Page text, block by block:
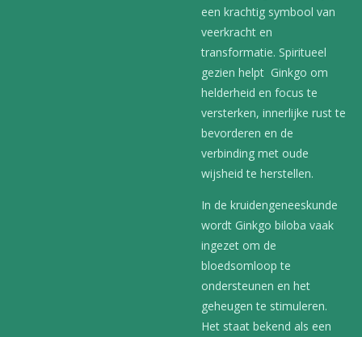
een krachtig symbool van
veerkracht en
transformatie. Spiritueel
gezien helpt Ginkgo om
helderheid en focus te
versterken, innerlijke rust te
bevorderen en de
verbinding met oude
wijsheid te herstellen.
In de kruidengeneeskunde
wordt Ginkgo biloba vaak
ingezet om de
bloedsomloop te
ondersteunen en het
geheugen te stimuleren.
Het staat bekend als een